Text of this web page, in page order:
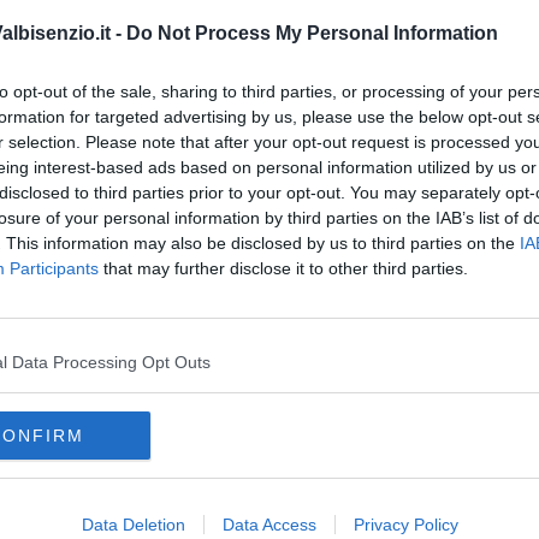
- Do Not Process My Personal Information
opt-out of the sale, sharing to third parties, or processing of your
for targeted advertising by us, please use the below opt-out
selection. Please note that after your opt-out request is processed
interest-based ads based on personal information utilized by us
to third parties prior to your opt-out. You may separately
of your personal information by third parties on the IAB’s list of
This information may also be disclosed by us to third parties on the
Participants that may further disclose it to other third parties.
Data Processing Opt Outs
Data Deletion Data Access Privacy Policy
di Mestiere
della Regione Toscana non sarà più possibile accedere con
offerte. L’accesso, come stabilito dal Decreto semplificazioni
di SPID, CNS o CIE
iscriviti alla
nella tua casella di posta.